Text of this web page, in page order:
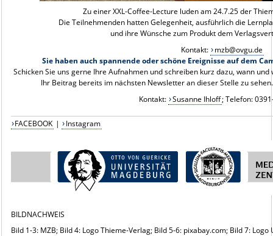
Zu einer XXL-Coffee-Lecture luden am 24.7.25 der
Die Teilnehmenden hatten Gelegenheit, ausführlich die
und ihre Wünsche zum Produkt dem
Kontakt:
mzb@ovgu.de
Sie haben auch spannende oder schöne Ereignisse auf dem
Schicken Sie uns gerne Ihre Aufnahmen und schreiben kurz dazu, wann
Ihr Beitrag bereits im nächsten Newsletter an dieser Stelle zu
Kontakt: Susanne Ihloff; Telefon:
FACEBOOK | Instagram
BILDNACHWEIS
Bild 1-3: MZB; Bild 4: Logo Thieme-Verlag; Bild 5-6: pixabay.com; Bild 7: Logo